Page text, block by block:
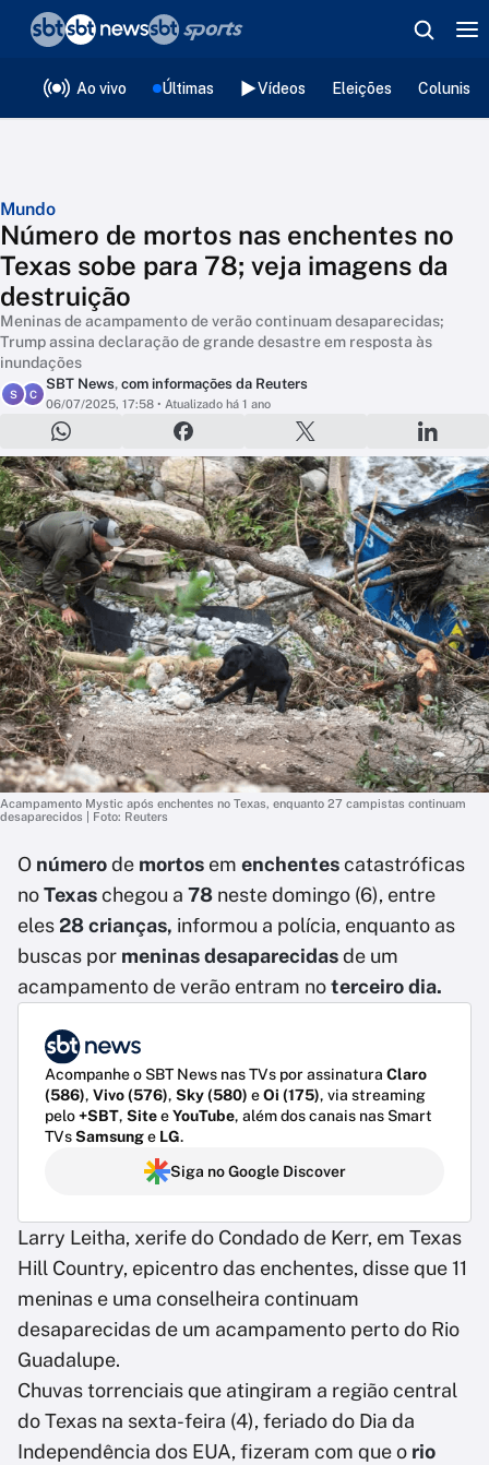
Ao vivo Últimas Vídeos Eleições
Mundo
Número de mortos nas enchentes no
Texas sobe para 78; veja imagens da
destruição
Meninas de acampamento de verão continuam desaparecidas;
Trump assina declaração de grande desastre em resposta às
inundações
S C
SBT News, com informações da Reuters
06/07/2025, 17:58 • Atualizado há 1 ano
Acampamento Mystic após enchentes no Texas, enquanto 27 campistas continuam
desaparecidos | Foto: Reuters
O númerode mortos em enchentescatastróficas
noTexaschegou a 78 neste domingo (6), entre
eles28 crianças, informou a polícia, enquanto as
buscas por meninas desaparecidasde um
acampamento de verão entram noterceiro dia.
Acompanhe o SBT News nas TVs por assinatura Claro
(586), Vivo (576), Sky (580) eOi (175), via streaming
pelo+SBT, SiteeYouTube, além dos canais nas Smart
TVsSamsunge LG.
Siga no Google Discover
Larry Leitha, xerife do Condado de Kerr, em Texas
Hill Country, epicentro das enchentes, disse que 11
meninas e uma conselheira continuam
desaparecidas de um acampamento perto do Rio
Guadalupe.
Chuvas torrenciais que atingiram a região central
do Texas na sexta-feira (4), feriado do Dia da
Independência dos EUA, fizeram com que o rio
❮voltar
Editorias